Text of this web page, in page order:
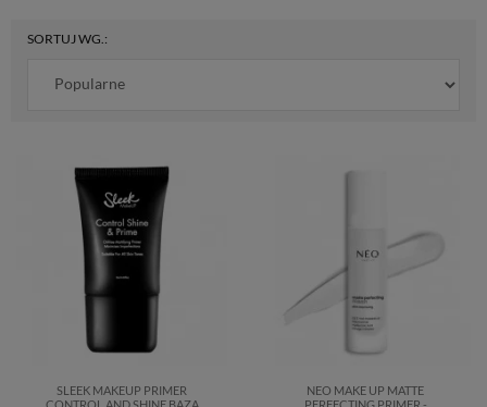
SORTUJ WG.:
SLEEK MAKEUP PRIMER
CONTROL AND SHINE BAZA
NEO MAKE UP MATTE
PERFECTING PRIMER -